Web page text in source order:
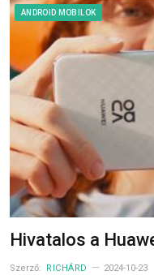
ANDROID MOBILOK
Hivatalos a
Szerző: RICHÁRD 2024-10-23